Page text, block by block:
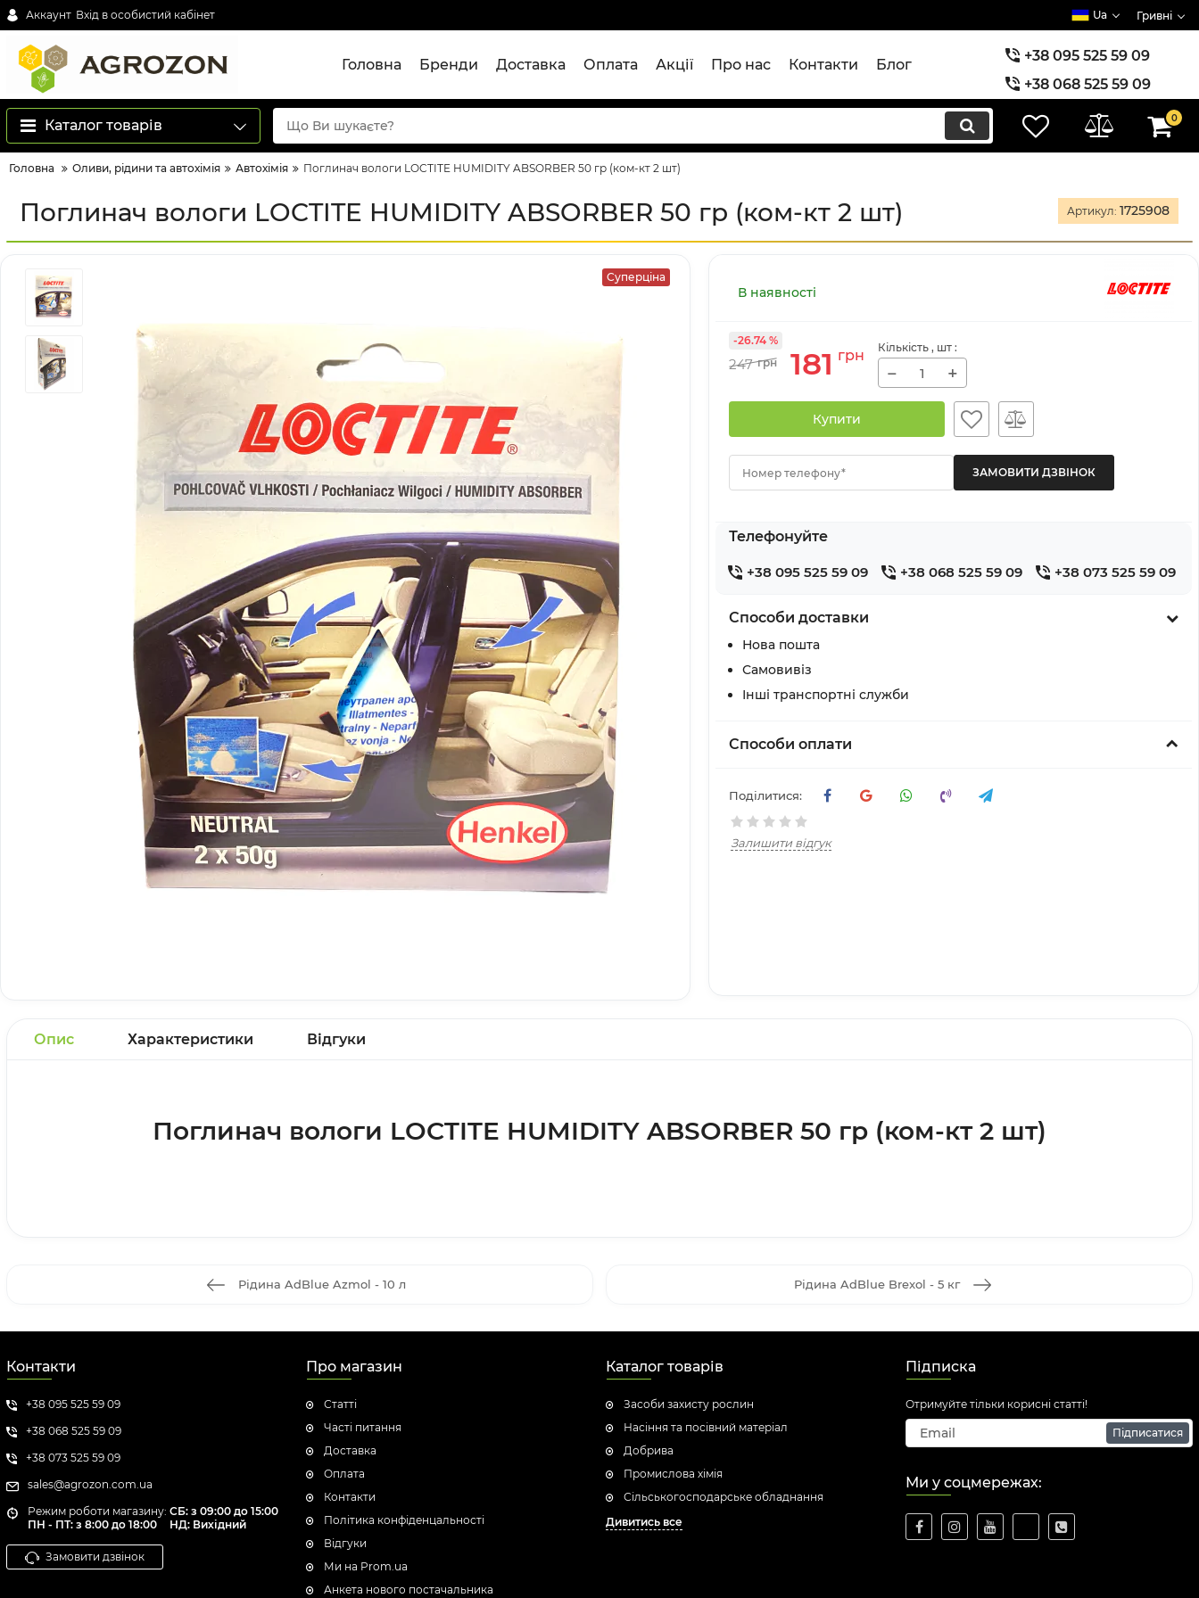
Аккаунт Вхід в особистий кабінет Ua Гривні
Головна Бренди Доставка Оплата Акції Про нас Контакти Блог
+38 095 525 59 09
+38 068 525 59 09
+38 073 525 59 09
Каталог товарів 0
Головна Оливи, рідини та автохімія Автохімія Поглинач вологи LOCTITE HUMIDITY ABSORBER 50 гр (ком-кт 2 шт)
Поглинач вологи LOCTITE HUMIDITY ABSORBER 50 гр (ком-кт 2 шт) Артикул: 1725908
Суперціна
В наявності
247 грн 181 грн
-26.74 % Кількість , шт :
− +
Купити
Номер телефону*
Телефонуйте
+38 095 525 59 09 +38 068 525 59 09 +38 073 525 59 09
Способи доставки
Нова пошта
Самовивіз
Інші транспортні служби
Способи оплати
Поділитися:
Залишити відгук
Опис Характеристики Відгуки
Поглинач вологи LOCTITE HUMIDITY ABSORBER 50 гр (ком-кт 2 шт)
Рідина AdBlue Azmol - 10 л Рідина AdBlue Brexol - 5 кг
Контакти
+38 095 525 59 09
+38 068 525 59 09
+38 073 525 59 09
sales@agrozon.com.ua
Режим роботи магазину:
ПН - ПТ: з 8:00 до 18:00
СБ: з 09:00 до 15:00
НД: Вихідний
Замовити дзвінок
Про магазин
Статті
Часті питання
Доставка
Оплата
Контакти
Політика конфіденцальності
Відгуки
Ми на Prom.ua
Анкета нового постачальника
Каталог товарів
Засоби захисту рослин
Насіння та посівний матеріал
Добрива
Промислова хімія
Сільськогосподарське обладнання
Дивитись все
Підписка
Отримуйте тільки корисні статті!
Підписатися
Ми у соцмережах: